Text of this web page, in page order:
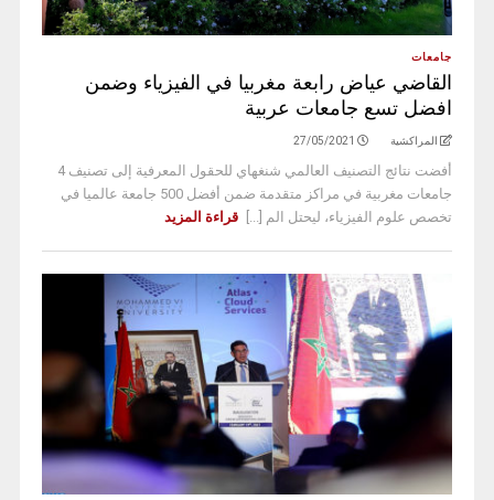
جامعات
القاضي عياض رابعة مغربيا في الفيزياء وضمن
افضل تسع جامعات عربية
المراكشية 27/05/2021
أفضت نتائج التصنيف العالمي شنغهاي للحقول المعرفية إلى تصنيف 4
جامعات مغربية في مراكز متقدمة ضمن أفضل 500 جامعة عالميا في
تخصص علوم الفيزياء، ليحتل الم [...]
قراءة المزيد